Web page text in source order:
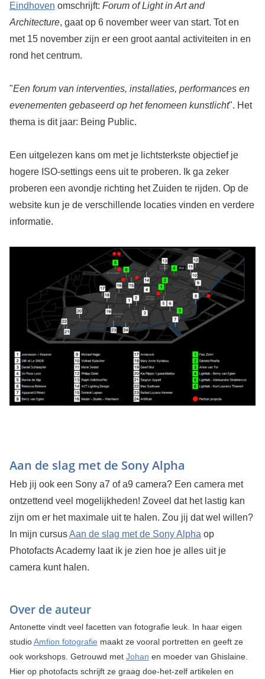
Eindhoven omschrijft: Forum of Light in Art and
Architecture, gaat op 6 november weer van start. Tot en
met 15 november zijn er een groot aantal activiteiten in en
rond het centrum.
"Een forum van interventies, installaties, performances en
evenementen gebaseerd op het fenomeen kunstlicht". Het
thema is dit jaar: Being Public.
Een uitgelezen kans om met je lichtsterkste objectief je
hogere ISO-settings eens uit te proberen. Ik ga zeker
proberen een avondje richting het Zuiden te rijden. Op de
website kun je de verschillende locaties vinden en verdere
informatie.
Aan de slag met de Sony Alpha
Heb jij ook een Sony a7 of a9 camera? Een camera met
ontzettend veel mogelijkheden! Zoveel dat het lastig kan
zijn om er het maximale uit te halen. Zou jij dat wel willen?
In mijn cursusAan de slag met de Sony Alpha op
Photofacts Academy laat ik je zien hoe je alles uit je
camera kunt halen.
Over de auteur
Antonette vindt veel facetten van fotografie leuk. In haar eigen
studioAmfion fotografie maakt ze vooral portretten en geeft ze
ook workshops. Getrouwd met Johan en moeder van Ghislaine.
Hier op photofacts schrijft ze graag doe-het-zelf artikelen en